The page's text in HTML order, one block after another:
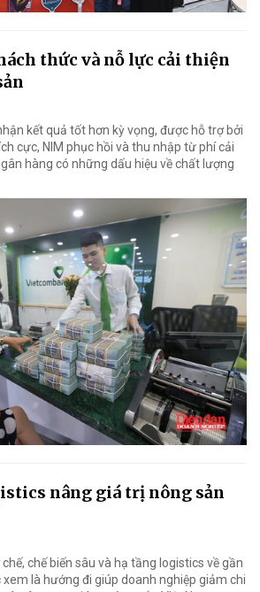
thức và nỗ lực cải thiện
kết quả tốt hơn kỳ vọng, được hỗ trợ bởi
cực, NIM phục hồi và thu nhập từ phí cải
hàng có những dấu hiệu về chất lượng
nâng giá trị nông sản
chế biến sâu và hạ tầng logistics về gần
là hướng đi giúp doanh nghiệp giảm chi